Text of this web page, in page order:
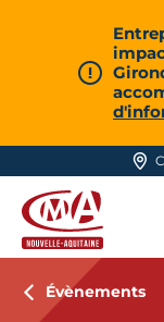
CMA
Évènements